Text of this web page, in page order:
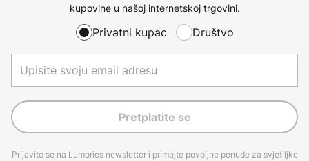
kupovine u našoj internetskoj trgovini.
Privatni kupac Društvo
Pretplatite se
Prijavite se na Lumories newsletter i primajte povoljne ponude za svjetiljke